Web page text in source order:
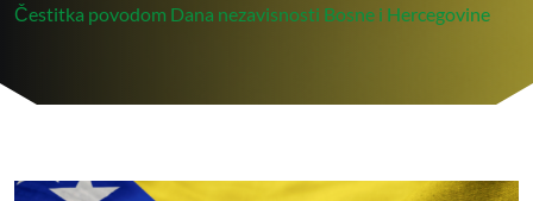
Čestitka povodom Dana nezavisnosti Bosne i Hercegovine